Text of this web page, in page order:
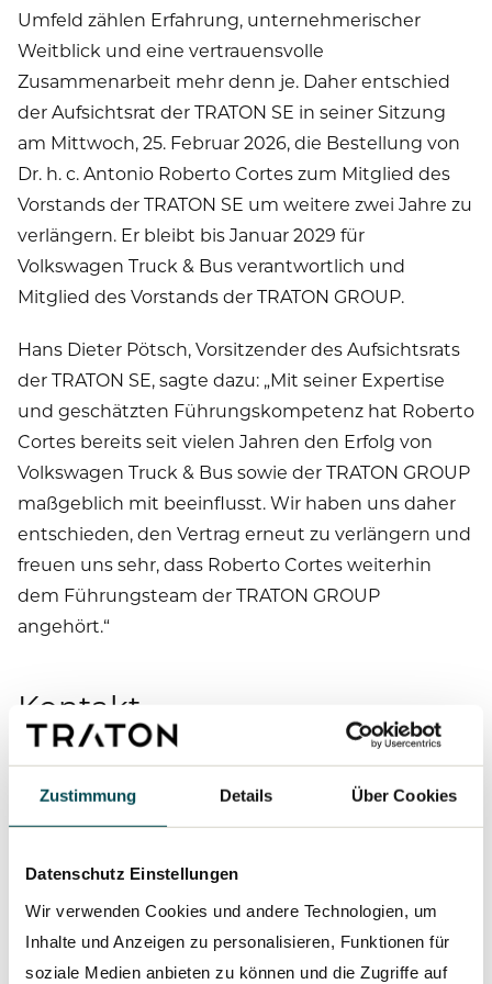
Zustimmung Details Über Cookies
Datenschutz Einstellungen
Wir verwenden Cookies und andere Technologien, um
Inhalte und Anzeigen zu personalisieren, Funktionen für
soziale Medien anbieten zu können und die Zugriffe auf
Umfeld zählen Erfahrung, unternehmerischer
Weitblick und eine vertrauensvolle
Zusammenarbeit mehr denn je. Daher entschied
der Aufsichtsrat der TRATON SE in seiner Sitzung
am Mittwoch, 25. Februar 2026, die Bestellung von
Dr. h. c. Antonio Roberto Cortes zum Mitglied des
Vorstands der TRATON SE um weitere zwei Jahre zu
verlängern. Er bleibt bis Januar 2029 für
Volkswagen Truck & Bus verantwortlich und
Mitglied des Vorstands der TRATON GROUP.
Hans Dieter Pötsch, Vorsitzender des Aufsichtsrats
der TRATON SE, sagte dazu: „Mit seiner Expertise
und geschätzten Führungskompetenz hat Roberto
Cortes bereits seit vielen Jahren den Erfolg von
Volkswagen Truck & Bus sowie der TRATON GROUP
maßgeblich mit beeinflusst. Wir haben uns daher
entschieden, den Vertrag erneut zu verlängern und
freuen uns sehr, dass Roberto Cortes weiterhin
dem Führungsteam der TRATON GROUP
angehört.“
Kontakt
Sacha Klingner
Head of External Communications